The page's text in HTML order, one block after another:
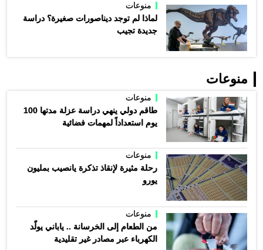
منوعات
لماذا لم توجد ديناصورات صغيرة؟ دراسة
جديدة تجيب
منوعات
منوعات
طاقم دولي ينهي دراسة عزلة مدتها 100
يوم استعداداً لمهمات فضائية
منوعات
رحلة مثيرة لإنقاذ تذكرة يانصيب بمليون
يورو
منوعات
من الطعام إلى الخرسانة .. ياباني يولّد
الكهرباء عبر مصادر غير تقليدية